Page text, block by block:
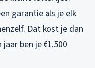
garantie als je elk
Dat kost je dan
ben je €1.500